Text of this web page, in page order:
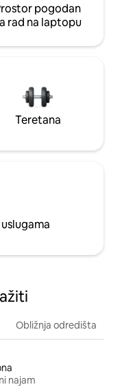
pogodan
rad na laptopu
Teretana
Obližnja odredišta
najam